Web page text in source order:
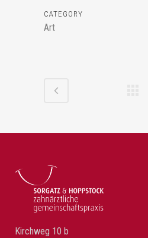
CATEGORY
Art
Kirchweg 10 b